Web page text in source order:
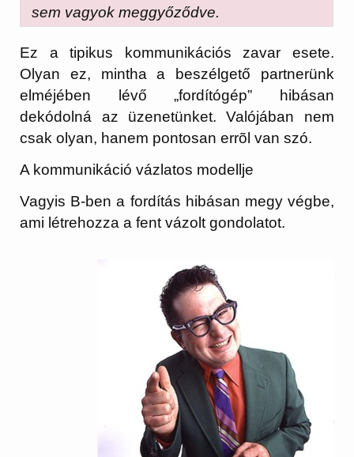
sem vagyok meggyőződve.
Ez a tipikus kommunikációs zavar esete.
Olyan ez, mintha a beszélgető partnerünk
elméjében lévő „fordítógép” hibásan
dekódolná az üzenetünket. Valójában nem
csak olyan, hanem pontosan errõl van szó.
A kommunikáció vázlatos modellje
Vagyis B-ben a fordítás hibásan megy végbe,
ami létrehozza a fent vázolt gondolatot.